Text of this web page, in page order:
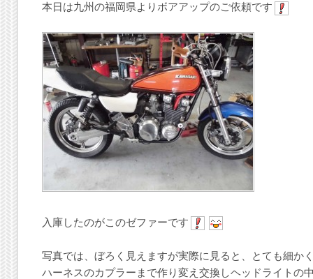
本日は九州の福岡県よりボアアップのご依頼です
入庫したのがこのゼファーです
写真では、ぼろく見えますが実際に見ると、とても細か
ハーネスのカプラーまで作り変え交換しヘッドライトの